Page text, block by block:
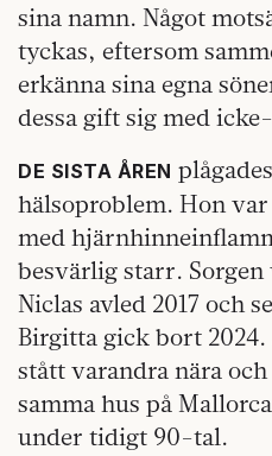
sina namn. Något
tyckas, eftersom
erkänna sina egna
dessa gift sig med
DE SISTA ÅREN
hälsoproblem. Hon
med
besvärlig starr.
Niclas avled 2017 och
Birgitta gick bort
stått varandra nära
samma hus på
under tidigt 90-tal.